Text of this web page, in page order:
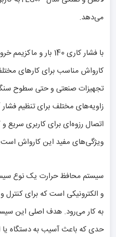
می‌دهد.
کارواش مناسب برای کارهای
زاویه‌های مختلف برای تنظیم فشار
ویژگی‌های مفید این کارواش
سیستم محافظ حرارت یک نوع
و الکترونیکی است که برای
به کار می‌رود. هدف اصلی این
حدی که باعث آسیب به دستگاه